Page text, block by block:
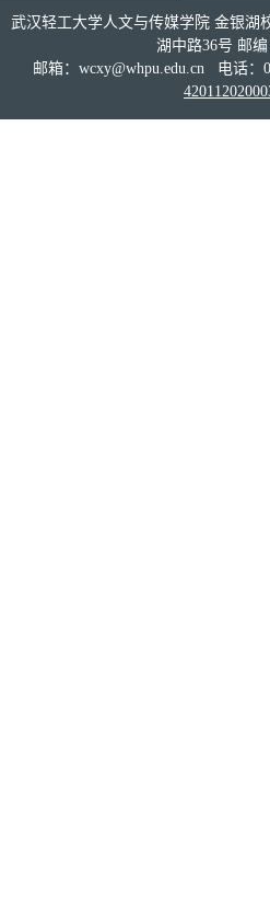
武汉轻工大学人文与传媒学院 金银湖
湖中路36号 邮编
邮箱：wcxy@whpu.edu.cn 电话